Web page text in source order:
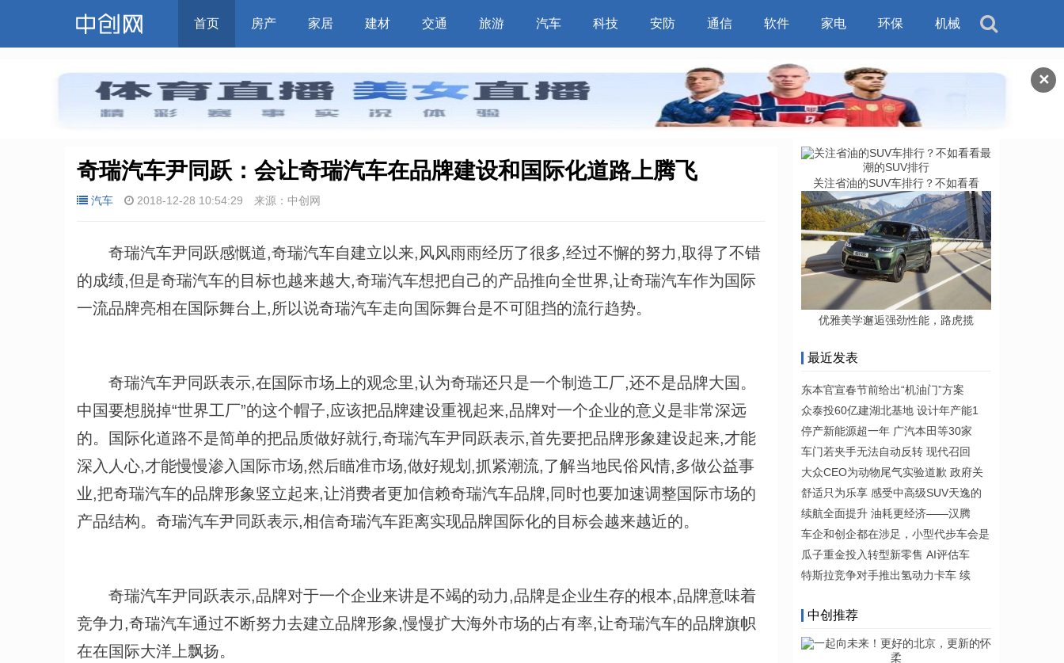
✕
首页 房产 家居 建材 交通 旅游 汽车 科技 安防 通信 软件 家电 环保 机械
奇瑞汽车尹同跃：会让奇瑞汽车在品牌建设和国际化道路上腾飞
汽车 2018-12-28 10:54:29 来源：中创网
奇瑞汽车尹同跃感慨道,奇瑞汽车自建立以来,风风雨雨经历了很多,经过不懈的努力,取得了不错
的成绩,但是奇瑞汽车的目标也越来越大,奇瑞汽车想把自己的产品推向全世界,让奇瑞汽车作为国际
一流品牌亮相在国际舞台上,所以说奇瑞汽车走向国际舞台是不可阻挡的流行趋势。
奇瑞汽车尹同跃表示,在国际市场上的观念里,认为奇瑞还只是一个制造工厂,还不是品牌大国。
中国要想脱掉“世界工厂”的这个帽子,应该把品牌建设重视起来,品牌对一个企业的意义是非常深远
的。国际化道路不是简单的把品质做好就行,奇瑞汽车尹同跃表示,首先要把品牌形象建设起来,才能
深入人心,才能慢慢渗入国际市场,然后瞄准市场,做好规划,抓紧潮流,了解当地民俗风情,多做公益事
业,把奇瑞汽车的品牌形象竖立起来,让消费者更加信赖奇瑞汽车品牌,同时也要加速调整国际市场的
产品结构。奇瑞汽车尹同跃表示,相信奇瑞汽车距离实现品牌国际化的目标会越来越近的。
奇瑞汽车尹同跃表示,品牌对于一个企业来讲是不竭的动力,品牌是企业生存的根本,品牌意味着
竞争力,奇瑞汽车通过不断努力去建立品牌形象,慢慢扩大海外市场的占有率,让奇瑞汽车的品牌旗帜
在在国际大洋上飘扬。
关注省油的SUV车排行？不如看看
优雅美学邂逅强劲性能，路虎揽
最近发表
东本官宣春节前给出“机油门”方案
众泰投60亿建湖北基地 设计年产能1
停产新能源超一年 广汽本田等30家
车门若夹手无法自动反转 现代召回
大众CEO为动物尾气实验道歉 政府关
舒适只为乐享 感受中高级SUV天逸的
续航全面提升 油耗更经济——汉腾
车企和创企都在涉足，小型代步车会是
瓜子重金投入转型新零售 AI评估车
特斯拉竞争对手推出氢动力卡车 续
中创推荐